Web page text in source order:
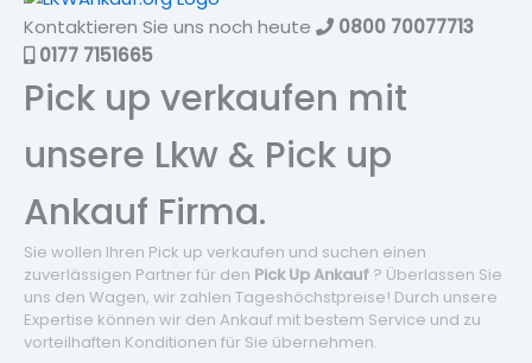
Kontaktieren Sie uns noch heute
0800 70077713
0177 7151665
Pick up verkaufen mit
unsere Lkw & Pick up
Ankauf Firma.
Sie wollen Ihren Pick up verkaufen und suchen einen
zuverlässigen Partner für den Pick Up Ankauf ? Überlassen Sie
uns den Wagen, wir zahlen Tageshöchstpreise! Durch unsere
Expertise können wir den Ankauf mit bestem Service und zu
vorteilhaften Konditionen für Sie übernehmen.